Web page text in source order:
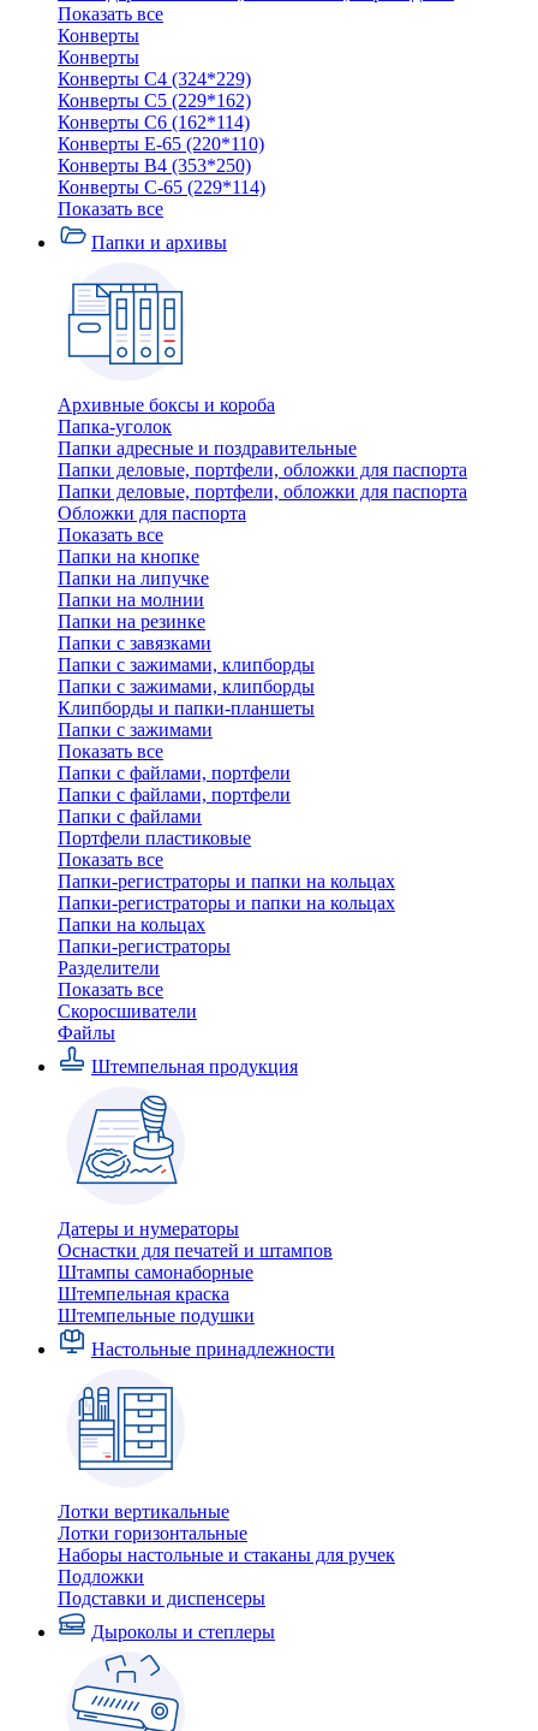
Показать все
Конверты
Конверты
Конверты C4 (324*229)
Конверты C5 (229*162)
Конверты C6 (162*114)
Конверты E-65 (220*110)
Конверты В4 (353*250)
Конверты С-65 (229*114)
Показать все
Папки и архивы
Архивные боксы и короба
Папка-уголок
Папки адресные и поздравительные
Папки деловые, портфели, обложки для паспорта
Папки деловые, портфели, обложки для паспорта
Обложки для паспорта
Показать все
Папки на кнопке
Папки на липучке
Папки на молнии
Папки на резинке
Папки с завязками
Папки с зажимами, клипборды
Папки с зажимами, клипборды
Клипборды и папки-планшеты
Папки с зажимами
Показать все
Папки с файлами, портфели
Папки с файлами, портфели
Папки с файлами
Портфели пластиковые
Показать все
Папки-регистраторы и папки на кольцах
Папки-регистраторы и папки на кольцах
Папки на кольцах
Папки-регистраторы
Разделители
Показать все
Скоросшиватели
Файлы
Штемпельная продукция
Датеры и нумераторы
Оснастки для печатей и штампов
Штампы самонаборные
Штемпельная краска
Штемпельные подушки
Настольные принадлежности
Лотки вертикальные
Лотки горизонтальные
Наборы настольные и стаканы для ручек
Подложки
Подставки и диспенсеры
Дыроколы и степлеры